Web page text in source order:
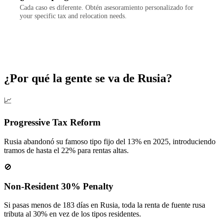
Cada caso es diferente. Obtén asesoramiento personalizado for
your specific tax and relocation needs.
¿Por qué la gente se va de Rusia?
📈
Progressive Tax Reform
Rusia abandonó su famoso tipo fijo del 13% en 2025, introduciendo
tramos de hasta el 22% para rentas altas.
🚫
Non-Resident 30% Penalty
Si pasas menos de 183 días en Rusia, toda la renta de fuente rusa
tributa al 30% en vez de los tipos residentes.